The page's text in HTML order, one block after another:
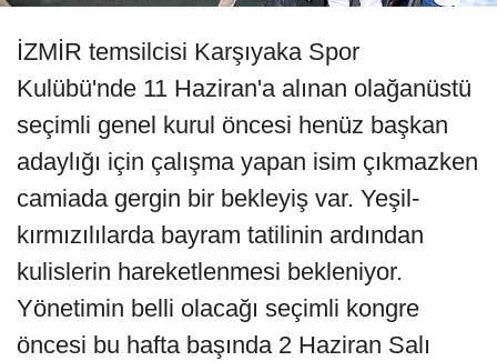
İZMİR temsilcisi Karşıyaka Spor
Kulübü'nde 11 Haziran'a alınan olağanüstü
seçimli genel kurul öncesi henüz başkan
adaylığı için çalışma yapan isim çıkmazken
camiada gergin bir bekleyiş var. Yeşil-
kırmızılılarda bayram tatilinin ardından
kulislerin hareketlenmesi bekleniyor.
Yönetimin belli olacağı seçimli kongre
öncesi bu hafta başında 2 Haziran Salı